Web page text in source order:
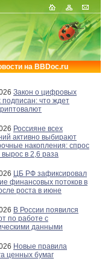
на BBDoc.ru
Закон о цифровых
подписан: что ждет
Россияне всех
активно выбирают
накопления: спрос
в 2,6 раза
ЦБ РФ зафиксировал
финансовых потоков в
роста в июне
В России появился
по работе с
данными
Новые правила
ценных бумаг